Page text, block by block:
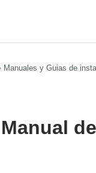
Manuales y Guias de